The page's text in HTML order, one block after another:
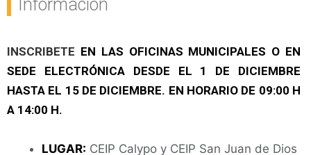
Información
INSCRIBETE EN LAS OFICINAS MUNICIPALES O EN
SEDE ELECTRÓNICA DESDE EL 1 DE DICIEMBRE
HASTA EL 15 DE DICIEMBRE. EN HORARIO DE 09:00 H
A 14:00 H.
LUGAR: CEIP Calypo y CEIP San Juan de Dios